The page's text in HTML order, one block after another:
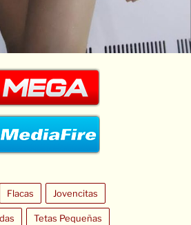
Flacas Jovencitas
Tetas Pequeñas